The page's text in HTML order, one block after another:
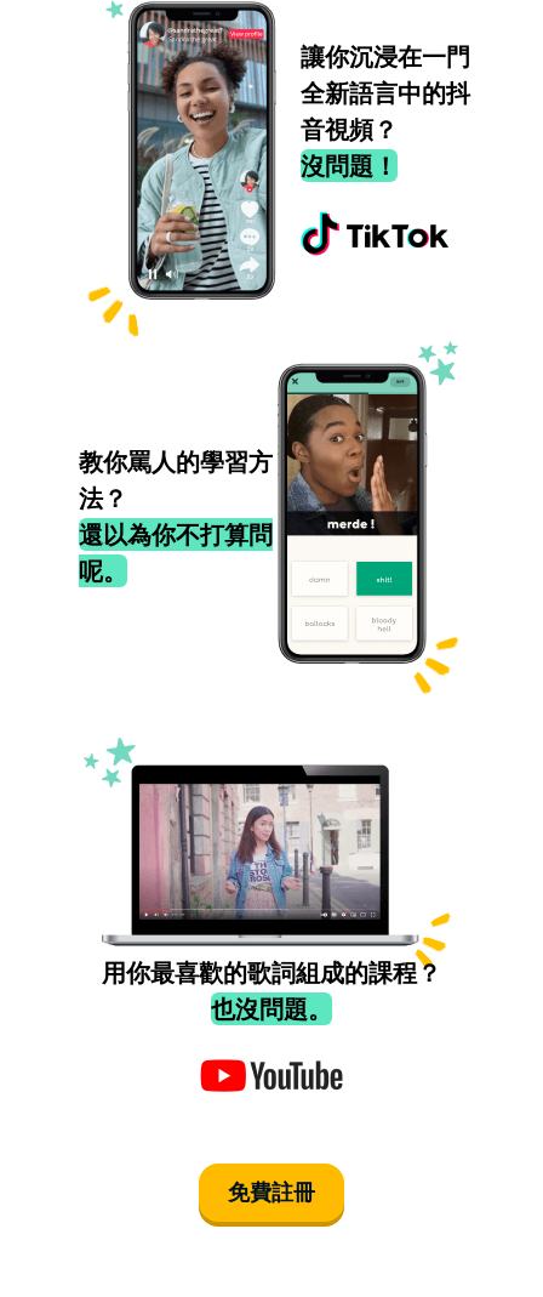
讓你沉浸在一門
全新語言中的抖
音視頻？
沒問題！
教你罵人的學習方
法？
還以為你不打算問
呢。
用你最喜歡的歌詞組成的課程？
也沒問題。
免費註冊